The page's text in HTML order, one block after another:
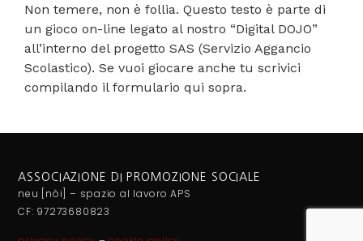
Non temere, non è follia. Questo testo è parte di
un gioco on-line legato al nostro “Digital DOJO”
all’interno del progetto SAS (Servizio Aggancio
Scolastico). Se vuoi giocare anche tu scrivici
compilando il formulario qui sopra.
ASSOCIAZIONE DI PROMOZIONE SOCIALE
neu [nòi] – spazio al lavoro APS
CF: 97273680823